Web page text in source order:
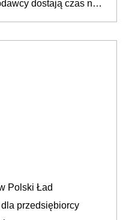
dostają czas na
Polski Ład
przedsiębiorcy